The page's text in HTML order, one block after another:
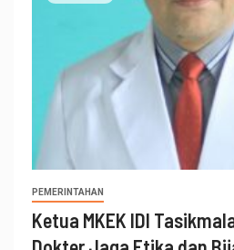
PEMERINTAHAN
Ketua MKEK IDI